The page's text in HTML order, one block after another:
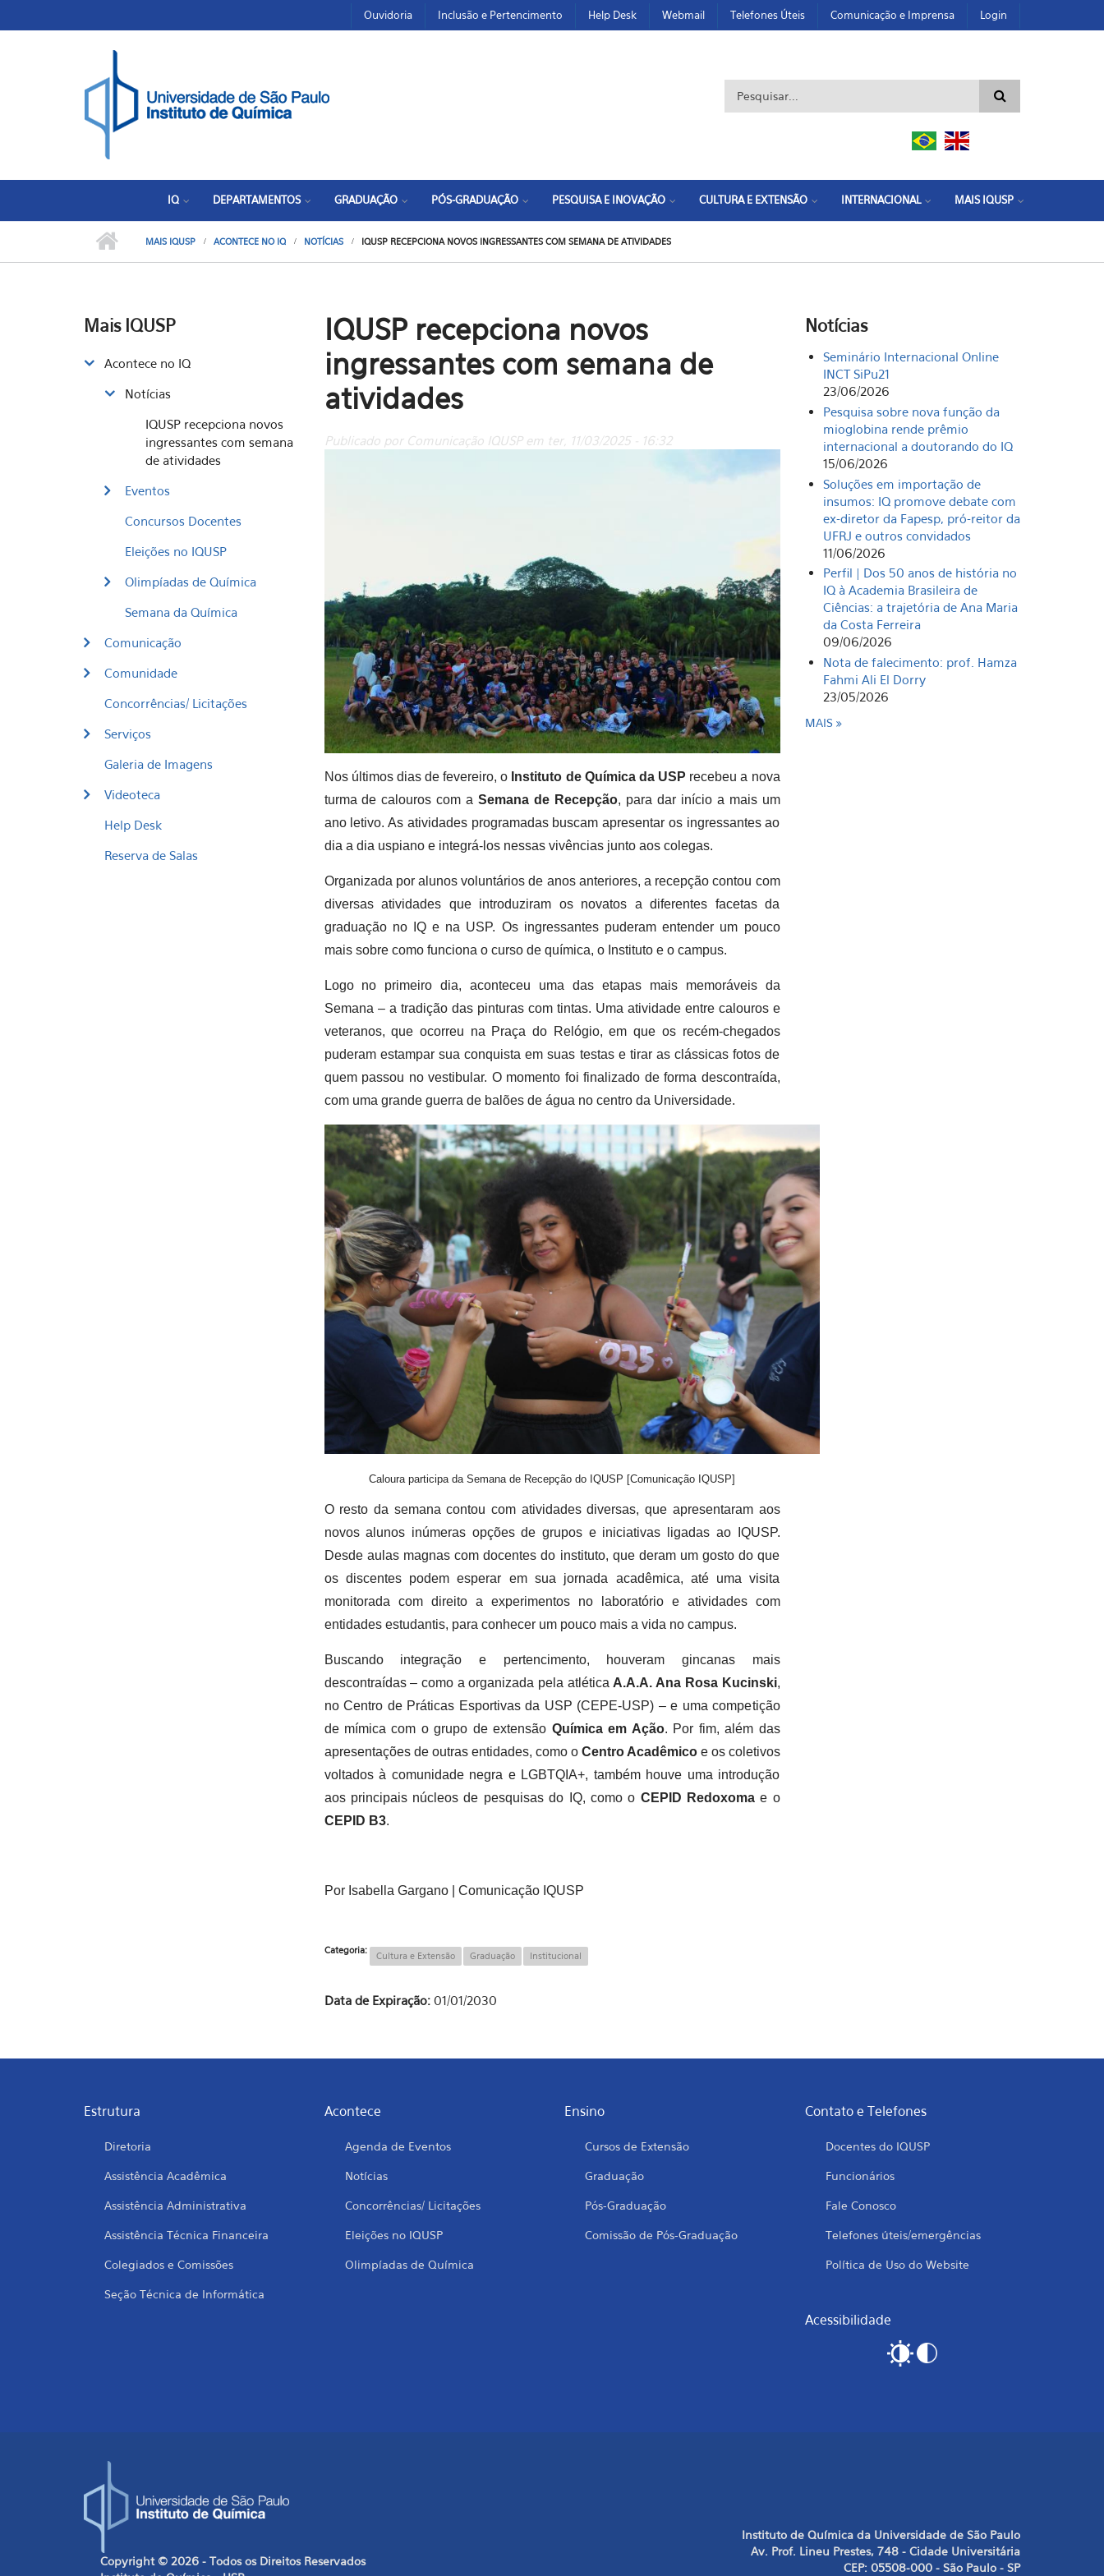
Ouvidoria Inclusão e Pertencimento Help Desk Webmail Telefones Úteis Comunicação e Imprensa Login
Formulário de busca
IQ DEPARTAMENTOS GRADUAÇÃO PÓS-GRADUAÇÃO PESQUISA E INOVAÇÃO CULTURA E EXTENSÃO INTERNACIONAL MAIS IQUSP
MAIS IQUSP ACONTECE NO IQ NOTÍCIAS IQUSP RECEPCIONA NOVOS INGRESSANTES COM SEMANA DE ATIVIDADES
Mais IQUSP
Acontece no IQ
Notícias
IQUSP recepciona novos
ingressantes com semana
de atividades
Eventos
Concursos Docentes
Eleições no IQUSP
Olimpíadas de Química
Semana da Química
Comunicação
Comunidade
Concorrências/ Licitações
Serviços
Galeria de Imagens
Videoteca
Help Desk
Reserva de Salas
IQUSP recepciona novos
ingressantes com semana de
atividades
Publicado por Comunicação IQUSP em ter, 11/03/2025 - 16:32
Nos últimos dias de fevereiro, o Instituto de Química da USP recebeu a nova
turma de calouros com aSemana de Recepção, para dar início a mais um
ano letivo. As atividades programadas buscam apresentar os ingressantes ao
dia a dia uspiano e integrá-los nessas vivências junto aos colegas.
Organizada por alunos voluntários de anos anteriores, a recepção contou com
diversas atividades que introduziram os novatos a diferentes facetas da
graduação no IQ e na USP. Os ingressantes puderam entender um pouco
mais sobre como funciona o curso de química, o Instituto e o campus.
Logo no primeiro dia, aconteceu uma das etapas mais memoráveis da
Semana – a tradição das pinturas com tintas. Uma atividade entre calouros e
veteranos, que ocorreu na Praça do Relógio, em que os recém-chegados
puderam estampar sua conquista em suas testas e tirar as clássicas fotos de
quem passou no vestibular. O momento foi finalizado de forma descontraída,
com uma grande guerra de balões de água no centro da Universidade.
Caloura participa da Semana de Recepção do IQUSP [Comunicação IQUSP]
O resto da semana contou com atividades diversas, que apresentaram aos
novos alunos inúmeras opções de grupos e iniciativas ligadas ao IQUSP.
Desde aulas magnas com docentes do instituto, que deram um gosto do que
os discentes podem esperar em sua jornada acadêmica, até uma visita
monitorada com direito a experimentos no laboratório e atividades com
entidades estudantis, para conhecer um pouco mais a vida no campus.
Buscando integração e pertencimento, houveram gincanas mais
descontraídas – como a organizada pela atlética A.A.A. Ana Rosa Kucinski,
no Centro de Práticas Esportivas da USP (CEPE-USP) – e uma competição
de mímica com o grupo de extensão Química em Ação. Por fim, além das
apresentações de outras entidades, como o Centro Acadêmicoe os coletivos
voltados à comunidade negra e LGBTQIA+, também houve uma introdução
aos principais núcleos de pesquisas do IQ, como o CEPID Redoxomae o
CEPID B3.
Por Isabella Gargano | Comunicação IQUSP
Categoria: Cultura e Extensão Graduação Institucional
Data de Expiração: 01/01/2030
Notícias
Seminário Internacional Online
INCT SiPu21
23/06/2026
Pesquisa sobre nova função da
mioglobina rende prêmio
internacional a doutorando do IQ
15/06/2026
Soluções em importação de
insumos: IQ promove debate com
ex-diretor da Fapesp, pró-reitor da
UFRJ e outros convidados
11/06/2026
Perfil | Dos 50 anos de história no
IQ à Academia Brasileira de
Ciências: a trajetória de Ana Maria
da Costa Ferreira
09/06/2026
Nota de falecimento: prof. Hamza
Fahmi Ali El Dorry
23/05/2026
MAIS
Estrutura
Diretoria
Assistência Acadêmica
Assistência Administrativa
Assistência Técnica Financeira
Colegiados e Comissões
Seção Técnica de Informática
Acontece
Agenda de Eventos
Notícias
Concorrências/ Licitações
Eleições no IQUSP
Olimpíadas de Química
Ensino
Cursos de Extensão
Graduação
Pós-Graduação
Comissão de Pós-Graduação
Contato e Telefones
Docentes do IQUSP
Funcionários
Fale Conosco
Telefones úteis/emergências
Política de Uso do Website
Acessibilidade
Copyright © 2026 - Todos os Direitos Reservados
Instituto de Química da Universidade de São Paulo
Av. Prof. Lineu Prestes, 748 - Cidade Universitária
CEP: 05508-000 - São Paulo - SP